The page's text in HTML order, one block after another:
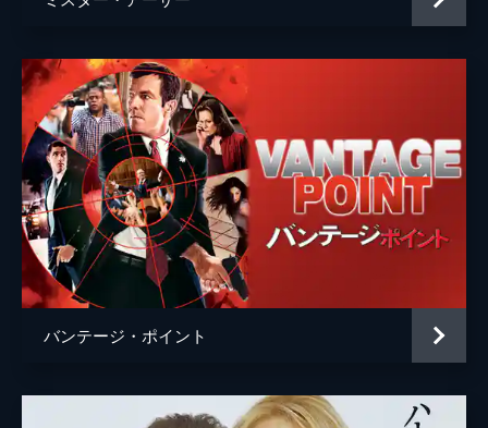
監督 アンディ・テナント
脚本
音楽 ジョージ・フェントン
製作 ニール・Ｈ・モリッツ
バンテージ・ポイント